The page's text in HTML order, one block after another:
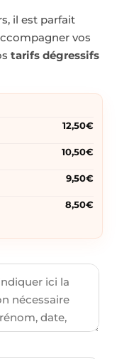
il est parfait
vos
tarifs dégressifs
12,50€
10,50€
9,50€
8,50€